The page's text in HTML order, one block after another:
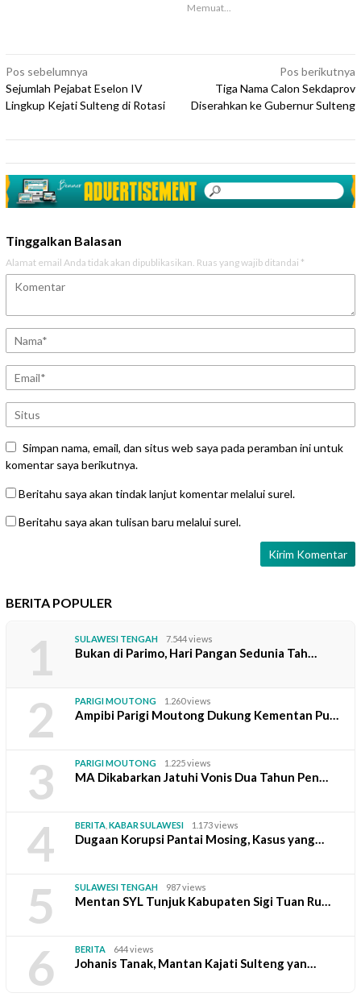
Memuat...
Navigasi
pos
Pos sebelumnya
Sejumlah Pejabat Eselon IV
Lingkup Kejati Sulteng di Rotasi
Pos berikutnya
Tiga Nama Calon Sekdaprov
Diserahkan ke Gubernur Sulteng
Tinggalkan Balasan
Alamat email Anda tidak akan dipublikasikan. Ruas yang wajib ditandai *
Simpan nama, email, dan situs web saya pada peramban ini untuk
komentar saya berikutnya.
Beritahu saya akan tindak lanjut komentar melalui surel.
Beritahu saya akan tulisan baru melalui surel.
BERITA POPULER
1 SULAWESI TENGAH 7.544 views
Bukan di Parimo, Hari Pangan Sedunia Tah…
2 PARIGI MOUTONG 1.260 views
Ampibi Parigi Moutong Dukung Kementan Pu…
3 PARIGI MOUTONG 1.225 views
MA Dikabarkan Jatuhi Vonis Dua Tahun Pen…
4 BERITA KABAR SULAWESI 1.173 views
Dugaan Korupsi Pantai Mosing, Kasus yang…
5 SULAWESI TENGAH 987 views
Mentan SYL Tunjuk Kabupaten Sigi Tuan Ru…
6 BERITA 644 views
Johanis Tanak, Mantan Kajati Sulteng yan…